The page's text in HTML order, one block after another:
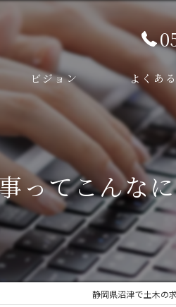
ビジョン よくあ
ってこんな
静岡県沼津で土木の